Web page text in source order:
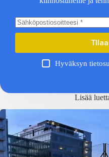
TIlaa
Hyväksyn
Lisää